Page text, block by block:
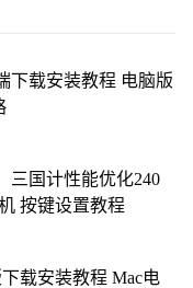
下载安装教程 电脑版
三国计性能优化240
按键设置教程
载安装教程 Mac电